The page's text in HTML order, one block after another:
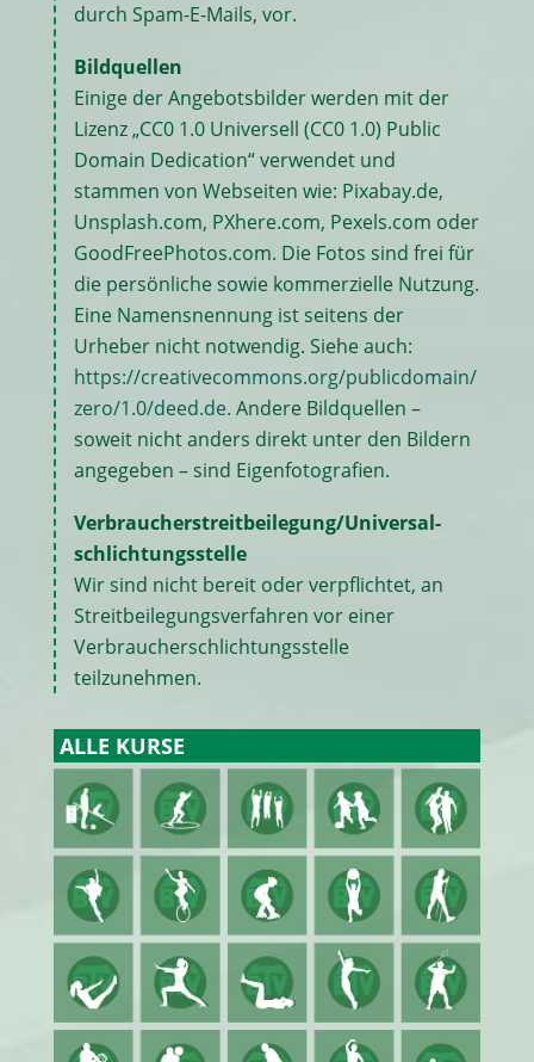
durch Spam-E-Mails, vor.
Bildquellen
Einige der Angebotsbilder werden mit der
Lizenz „CC0 1.0 Universell (CC0 1.0) Public
Domain Dedication“ verwendet und
stammen von Webseiten wie: Pixabay.de,
Unsplash.com, PXhere.com, Pexels.com oder
GoodFreePhotos.com. Die Fotos sind frei für
die persönliche sowie kommerzielle Nutzung.
Eine Namensnennung ist seitens der
Urheber nicht notwendig. Siehe auch:
https://creativecommons.org/publicdomain/
zero/1.0/deed.de. Andere Bildquellen –
soweit nicht anders direkt unter den Bildern
angegeben – sind Eigenfotografien.
Verbraucher­streit­beilegung/Universal­
schlichtungs­stelle
Wir sind nicht bereit oder verpflichtet, an
Streitbeilegungsverfahren vor einer
Verbraucherschlichtungsstelle
teilzunehmen.
ALLE KURSE